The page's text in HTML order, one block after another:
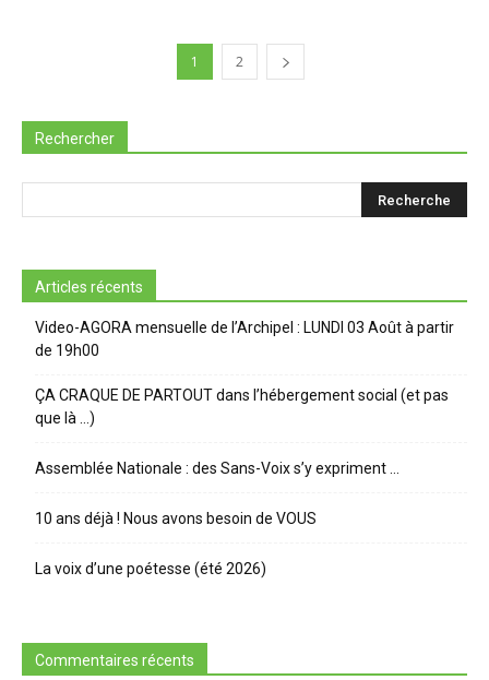
1 2
Rechercher
Articles récents
Video-AGORA mensuelle de l’Archipel : LUNDI 03 Août à partir
de 19h00
ÇA CRAQUE DE PARTOUT dans l’hébergement social (et pas
que là …)
Assemblée Nationale : des Sans-Voix s’y expriment …
10 ans déjà ! Nous avons besoin de VOUS
La voix d’une poétesse (été 2026)
Commentaires récents